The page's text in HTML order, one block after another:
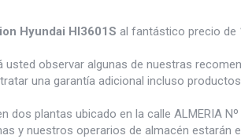
Hyundai HI3601S al fantástico precio de
observar algunas de nuestras
una garantía adicional incluso productos
dos plantas ubicado en la calle ALMERIA
y nuestros operarios de almacén